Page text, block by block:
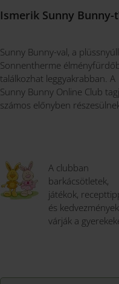
Ismerik Sunny Bunny-
Sunny Bunny-val, a
Sonnentherme
találkozhat leggyakrabban. A
Sunny Bunny Online Club
számos előnyben
A clubban
barkácsötletek,
játékok,
és kedvezmények
várják a